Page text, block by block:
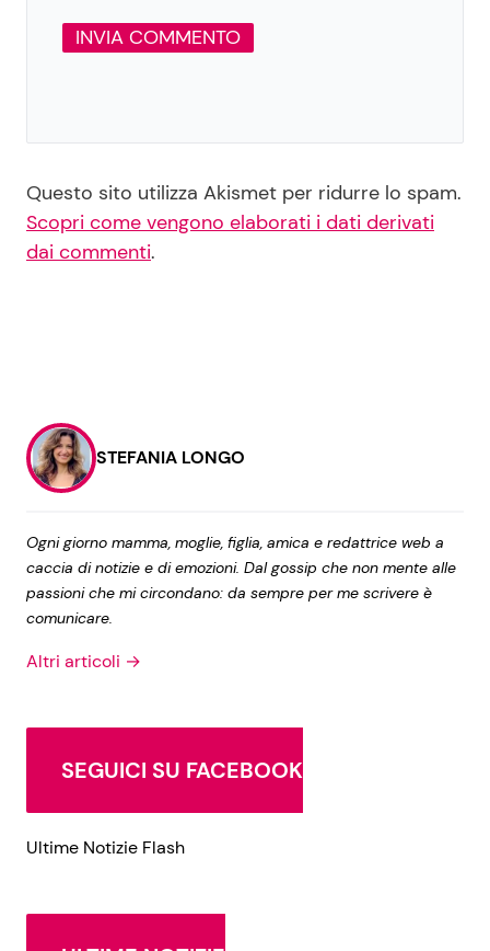
Questo sito utilizza Akismet per ridurre lo spam.
Scopri come vengono elaborati i dati derivati
dai commenti.
STEFANIA LONGO
Ogni giorno mamma, moglie, figlia, amica e redattrice web a
caccia di notizie e di emozioni. Dal gossip che non mente alle
passioni che mi circondano: da sempre per me scrivere è
comunicare.
Altri articoli →
SEGUICI SU FACEBOOK
Ultime Notizie Flash